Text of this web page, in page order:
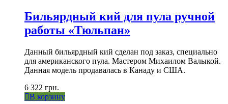
Бильярдный кий для пула ручной
работы «Тюльпан»
Данный бильярдный кий сделан под заказ, специально
для американского пула. Мастером Михаилом Валыкой.
Данная модель продавалась в Канаду и США.
6 322 грн.
В корзину